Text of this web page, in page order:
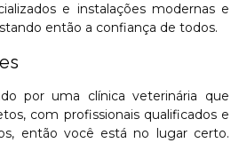
e instalações modernas e
então a confiança de todos.
por uma clínica veterinária que
com profissionais qualificados e
então você está no lugar certo.